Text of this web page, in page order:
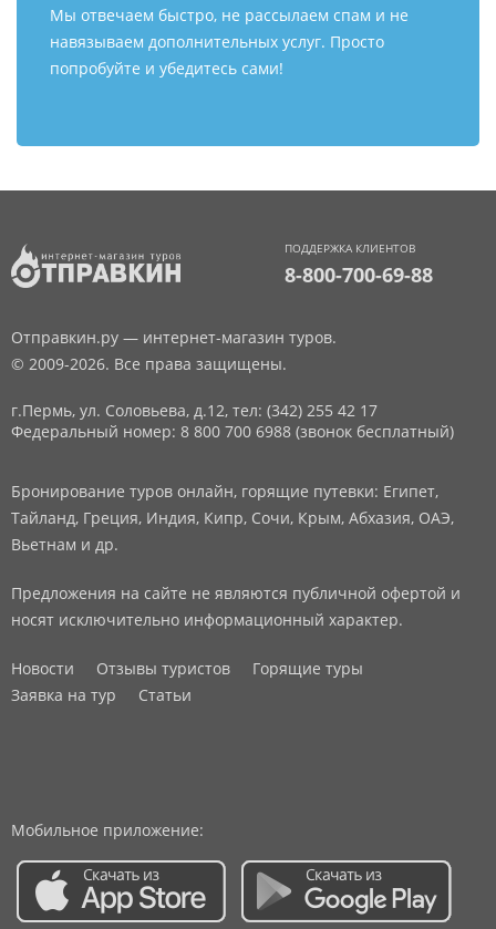
Мы отвечаем быстро, не рассылаем спам и не
навязываем дополнительных услуг. Просто
попробуйте и убедитесь сами!
ПОДДЕРЖКА КЛИЕНТОВ
8-800-700-69-88
Отправкин.ру — интернет-магазин туров.
© 2009-2026. Все права защищены.
г.Пермь, ул. Соловьева, д.12, тел: (342) 255 42 17
Федеральный номер: 8 800 700 6988 (звонок бесплатный)
Бронирование туров онлайн, горящие путевки: Египет,
Тайланд, Греция, Индия, Кипр, Сочи, Крым, Абхазия, ОАЭ,
Вьетнам и др.
Предложения на сайте не являются публичной офертой и
носят исключительно информационный характер.
Новости Отзывы туристов
Горящие туры
Заявка на тур
Статьи
Мобильное приложение: